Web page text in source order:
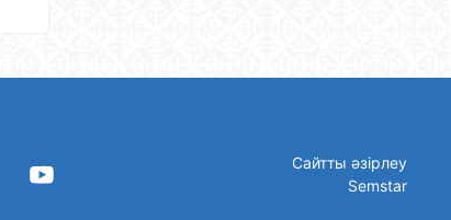
Сайтты әзірлеу
Semstar